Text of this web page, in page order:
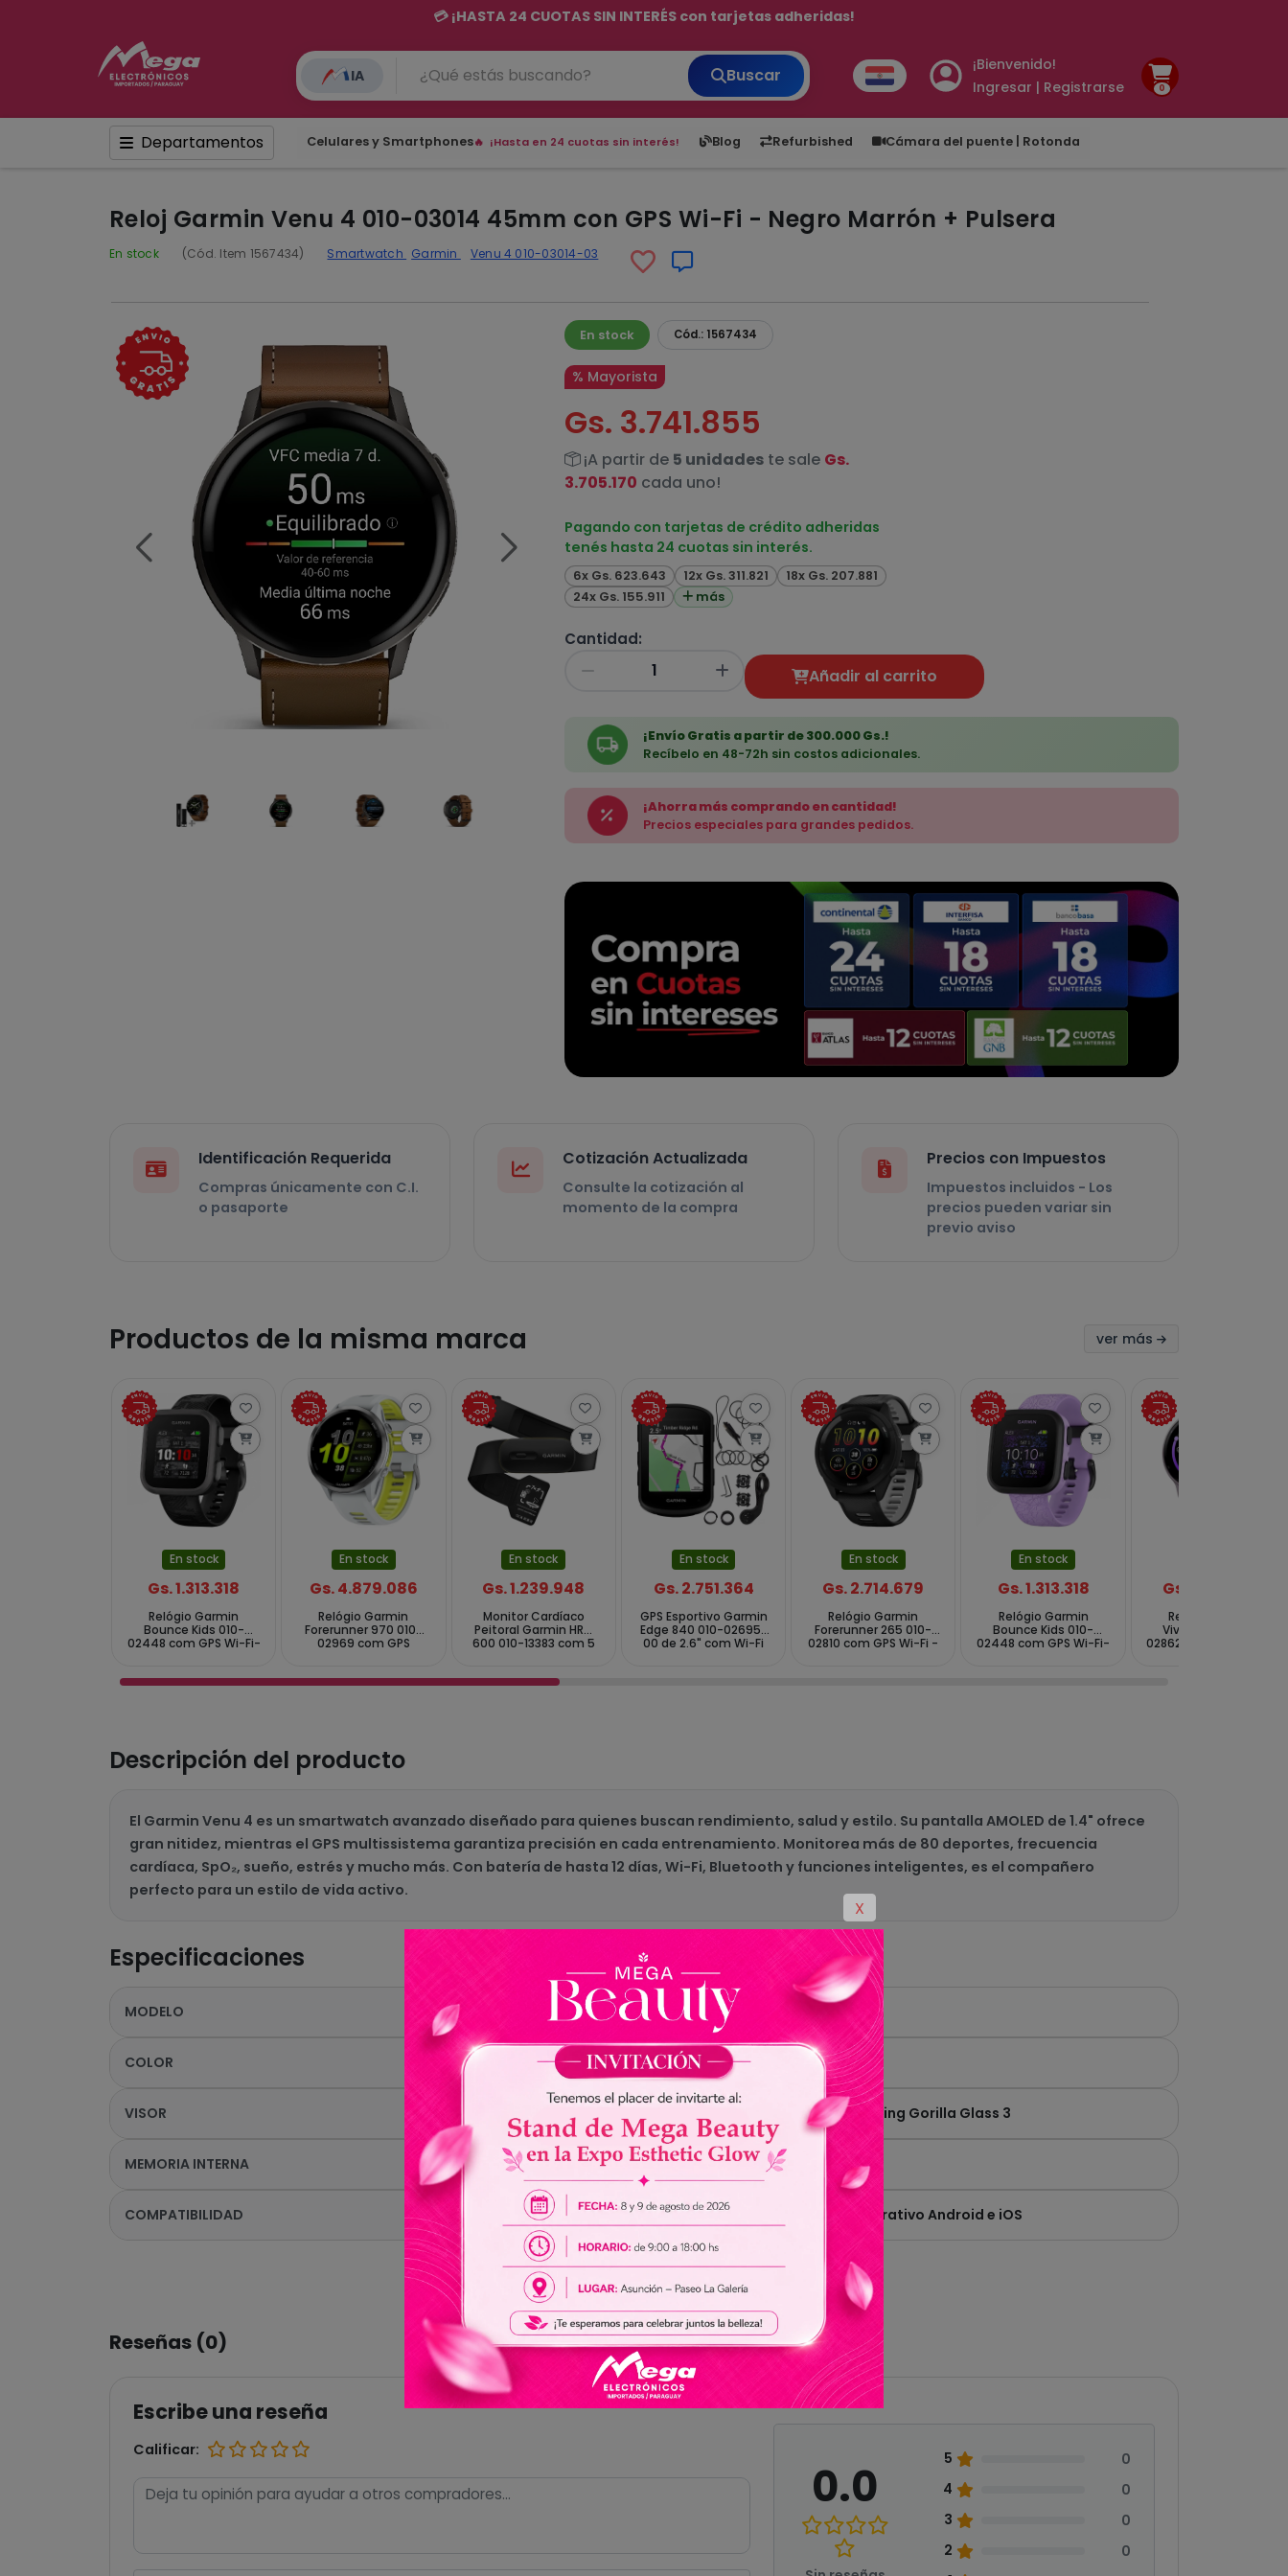
💳 ¡HASTA 24 CUOTAS SIN INTERÉS con tarjetas adheridas!
IA Buscar
¡Bienvenido!
Ingresar | Registrarse
0
Departamentos Celulares y Smartphones
¡Hasta en 24 cuotas sin interés!
Blog Refurbished Cámara del puente | Rotonda
6,050 5.20 1,900 1.00
Reloj Garmin Venu 4 010-03014 45mm con GPS Wi-Fi - Negro Marrón + Pulsera
En stock (Cód. Item 1567434) Smartwatch Garmin Venu 4 010-03014-03
En stock Cód.: 1567434
% Mayorista
Gs. 3.741.855
¡A partir de 5 unidades te sale Gs.
3.705.170 cada uno!
Pagando con tarjetas de crédito adheridas
tenés hasta 24 cuotas sin interés.
6x Gs. 623.643 12x Gs. 311.821
18x Gs. 207.881
24x Gs. 155.911
más
Cantidad:
Añadir al carrito
¡Envío Gratis a partir de 300.000 Gs.!
Recíbelo en 48-72h sin costos adicionales.
¡Ahorra más comprando en cantidad!
Precios especiales para grandes pedidos.
Identificación Requerida
Compras únicamente con C.I.
o pasaporte
Cotización Actualizada
Consulte la cotización al
momento de la compra
Precios con Impuestos
Impuestos incluidos - Los
precios pueden variar sin
previo aviso
Productos de la misma marca ver más
En stock
Gs. 1.313.318
Relógio Garmin
Bounce Kids 010-
02448 com GPS Wi-Fi-
En stock
Gs. 4.879.086
Relógio Garmin
Forerunner 970 010-
02969 com GPS
En stock
Gs. 1.239.948
Monitor Cardíaco
Peitoral Garmin HRM
600 010-13383 com 5
En stock
Gs. 2.751.364
GPS Esportivo Garmin
Edge 840 010-02695-
00 de 2.6" com Wi-Fi
En stock
Gs. 2.714.679
Relógio Garmin
Forerunner 265 010-
02810 com GPS Wi-Fi -
En stock
Gs. 1.313.318
Relógio Garmin
Bounce Kids 010-
02448 com GPS Wi-Fi-
Gs. 1.687.503
Relógio Garmin
Vivoactive 5 010-
02862 com GPS Wi-Fi -
Descripción del producto
El Garmin Venu 4 es un smartwatch avanzado diseñado para quienes buscan rendimiento, salud y estilo. Su pantalla AMOLED de 1.4" ofrece
gran nitidez, mientras el GPS multissistema garantiza precisión en cada entrenamiento. Monitorea más de 80 deportes, frecuencia
cardíaca, SpO₂, sueño, estrés y mucho más. Con batería de hasta 12 días, Wi-Fi, Bluetooth y funciones inteligentes, es el compañero
perfecto para un estilo de vida activo.
Especificaciones
MODELO Venu 4 010-03014-03
COLOR Reloj: Negro - Pulsera: Marron
VISOR Touch Screen de 1.4" AMOLED con protección Corning Gorilla Glass 3
MEMORIA INTERNA 8GB
COMPATIBILIDAD Dispositivos móviles habilitados con sistema operativo Android e iOS
Ver todas las especificaciones
Reseñas (0)
Escribe una reseña
Calificar:
0.0 5
0
4
0
3
0
2
0
X